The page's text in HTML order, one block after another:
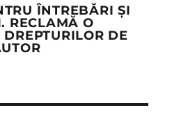
ÎNTREBĂRI ȘI
RECLAMĂ O
DE